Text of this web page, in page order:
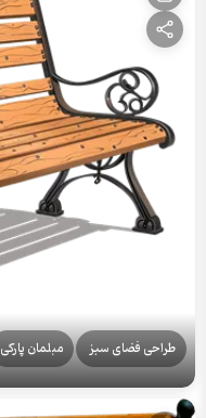
طراحی فضای سبز مبلمان پارکی